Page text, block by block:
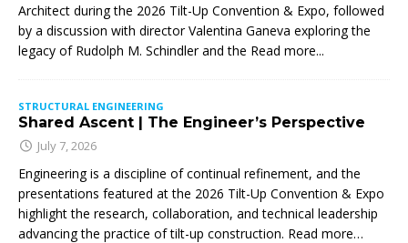
Architect during the 2026 Tilt-Up Convention & Expo, followed
by a discussion with director Valentina Ganeva exploring the
legacy of Rudolph M. Schindler and the Read more...
STRUCTURAL ENGINEERING
Shared Ascent | The Engineer’s Perspective
July 7, 2026
Engineering is a discipline of continual refinement, and the
presentations featured at the 2026 Tilt-Up Convention & Expo
highlight the research, collaboration, and technical leadership
advancing the practice of tilt-up construction. Read more…